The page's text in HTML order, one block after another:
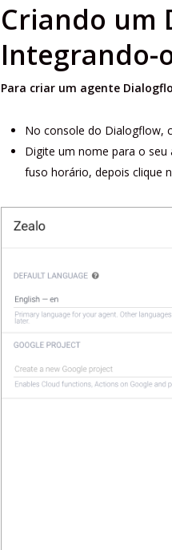
Criando um
Integrando-
Para criar um agente
No console do Dialogflow,
Digite um nome para o
fuso horário, depois clique